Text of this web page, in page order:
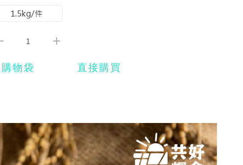
1.5kg/件
物袋 直接購買